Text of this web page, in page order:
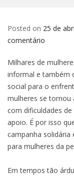
Posted on 25 de
comentário
da
Mulher
do
Milhares de
informal e também
social para o
mulheres se tornou
com dificuldades
apoio. É por isso
campanha solidária
para mulheres da
Em tempos tão